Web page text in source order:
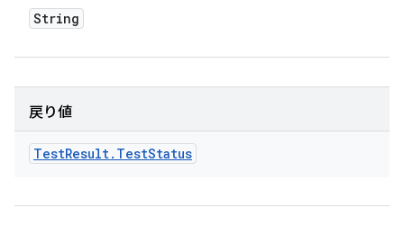
String
戻り値
TestResult. TestStatus